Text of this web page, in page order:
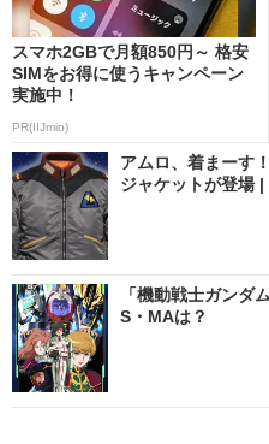
スマホ2GBで月額850円～ 格安
SIMをお得に使うキャンペーン
実施中！
PR(IIJmio)
アムロ、着まーす
ジャケットが登場 |
「機動戦士ガンダ
S・MAは？